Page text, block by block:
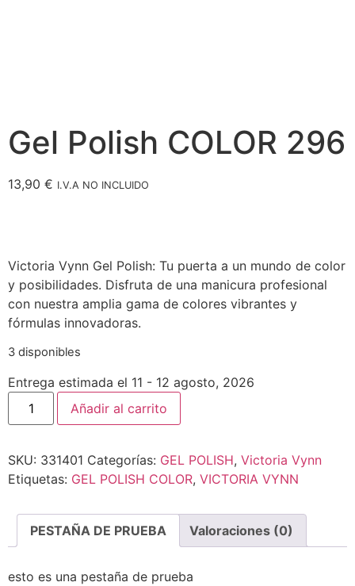
Gel Polish COLOR 296
13,90 € I.V.A NO INCLUIDO
Victoria Vynn Gel Polish: Tu puerta a un mundo de color
y posibilidades. Disfruta de una manicura profesional
con nuestra amplia gama de colores vibrantes y
fórmulas innovadoras.
3 disponibles
Entrega estimada el 11 - 12 agosto, 2026
Añadir al carrito
SKU: 331401 Categorías: GEL POLISH, Victoria Vynn
Etiquetas: GEL POLISH COLOR, VICTORIA VYNN
PESTAÑA DE PRUEBA Valoraciones (0)
esto es una pestaña de prueba